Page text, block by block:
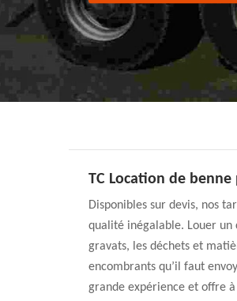
TC Location de
Disponibles sur devis, nos
qualité inégalable. Louer un
gravats, les déchets et
encombrants qu’il faut
grande expérience et offre